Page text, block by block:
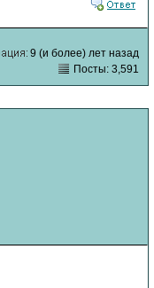
9 (и более) лет назад
Посты: 3,591